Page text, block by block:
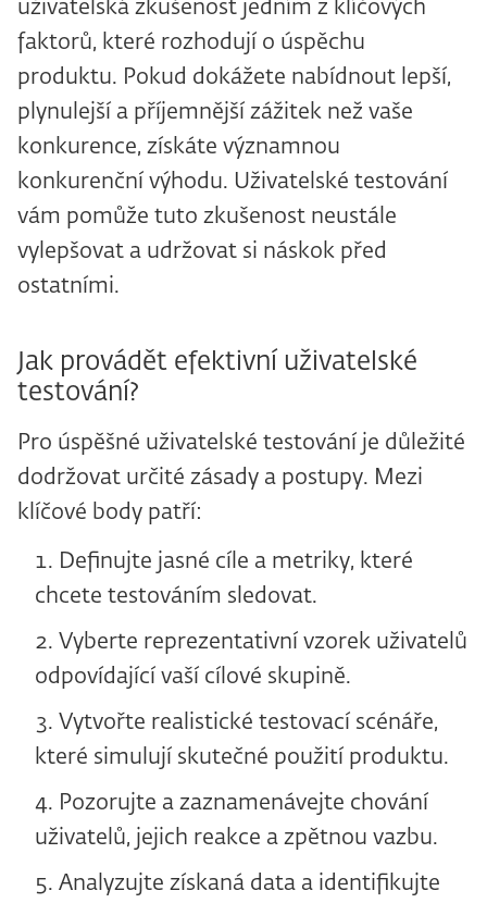
uživatelská zkušenost jedním z klíčových
faktorů, které rozhodují o úspěchu
produktu. Pokud dokážete nabídnout lepší,
plynulejší a příjemnější zážitek než vaše
konkurence, získáte významnou
konkurenční výhodu. Uživatelské testování
vám pomůže tuto zkušenost neustále
vylepšovat a udržovat si náskok před
ostatními.
Jak provádět efektivní uživatelské
testování?
Pro úspěšné uživatelské testování je důležité
dodržovat určité zásady a postupy. Mezi
klíčové body patří:
Definujte jasné cíle a metriky, které
chcete testováním sledovat.
Vyberte reprezentativní vzorek uživatelů
odpovídající vaší cílové skupině.
Vytvořte realistické testovací scénáře,
které simulují skutečné použití produktu.
Pozorujte a zaznamenávejte chování
uživatelů, jejich reakce a zpětnou vazbu.
Analyzujte získaná data a identifikujte